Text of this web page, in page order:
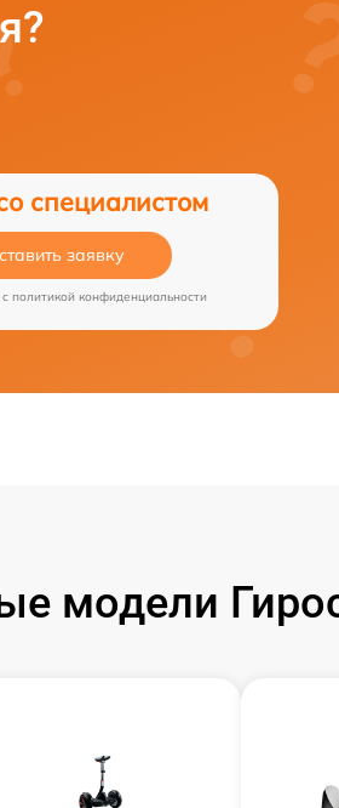
специалистом
заявку
c политикой конфиденциальности
модели